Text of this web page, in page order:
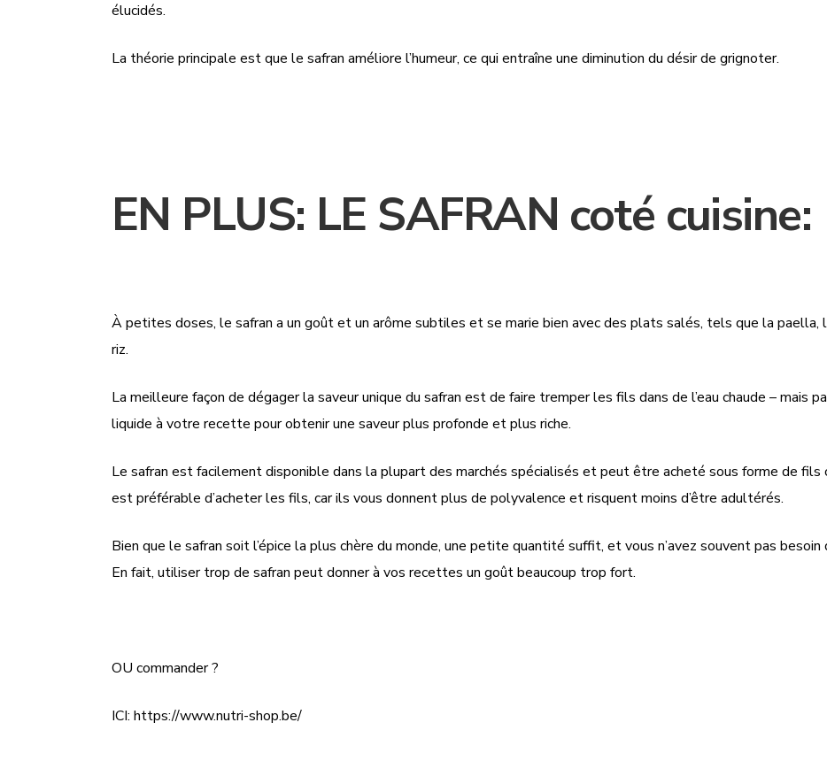
élucidés.
La théorie principale est que le safran améliore l’humeur, ce qui entraîne une diminution du désir de grignoter.
EN PLUS: LE SAFRAN coté cuisine:
À petites doses, le safran a un goût et un arôme subtiles et se marie bien avec des plats salés, tels que la
riz.
La meilleure façon de dégager la saveur unique du safran est de faire tremper les fils dans de l’eau chaude –
liquide à votre recette pour obtenir une saveur plus profonde et plus riche.
Le safran est facilement disponible dans la plupart des marchés spécialisés et peut être acheté sous forme de fils
est préférable d’acheter les fils, car ils vous donnent plus de polyvalence et risquent moins d’être adultérés.
Bien que le safran soit l’épice la plus chère du monde, une petite quantité suffit, et vous n’avez souvent pas
En fait, utiliser trop de safran peut donner à vos recettes un goût beaucoup trop fort.
OU commander ?
ICI: https://www.nutri-shop.be/